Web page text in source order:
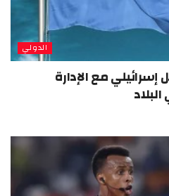
الدولي
مع الإدارة